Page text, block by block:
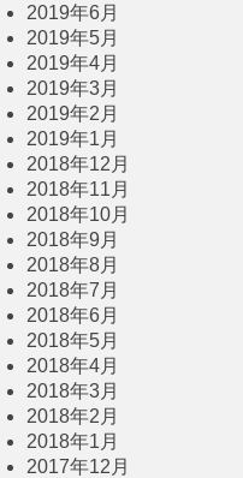
2019年6月
2019年5月
2019年4月
2019年3月
2019年2月
2019年1月
2018年12月
2018年11月
2018年10月
2018年9月
2018年8月
2018年7月
2018年6月
2018年5月
2018年4月
2018年3月
2018年2月
2018年1月
2017年12月